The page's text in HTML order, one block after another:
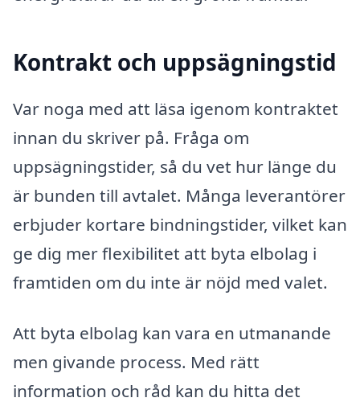
Kontrakt och uppsägningstid
Var noga med att läsa igenom kontraktet
innan du skriver på. Fråga om
uppsägningstider, så du vet hur länge du
är bunden till avtalet. Många leverantörer
erbjuder kortare bindningstider, vilket kan
ge dig mer flexibilitet att byta elbolag i
framtiden om du inte är nöjd med valet.
Att byta elbolag kan vara en utmanande
men givande process. Med rätt
information och råd kan du hitta det